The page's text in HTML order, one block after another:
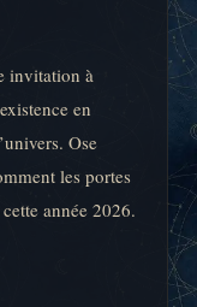
invitation à
en
Ose
les portes
année 2026.